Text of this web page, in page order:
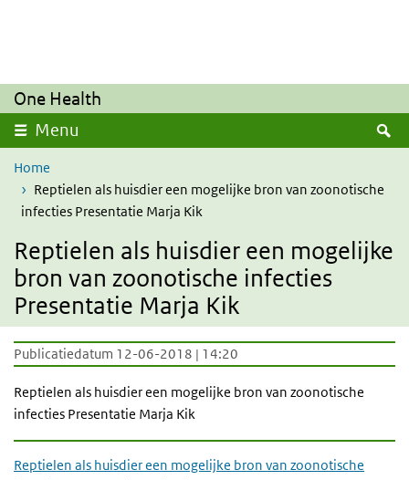
One Health
Menu
Home
Reptielen als huisdier een mogelijke bron van zoonotische
infecties Presentatie Marja Kik
Reptielen als huisdier een mogelijke
bron van zoonotische infecties
Presentatie Marja Kik
Publicatiedatum 12-06-2018 | 14:20
Reptielen als huisdier een mogelijke bron van zoonotische
infecties Presentatie Marja Kik
Reptielen als huisdier een mogelijke bron van zoonotische